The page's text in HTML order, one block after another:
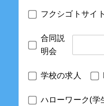
フクシゴトサイト
合同説
明会
学校の求人
ハローワーク(学